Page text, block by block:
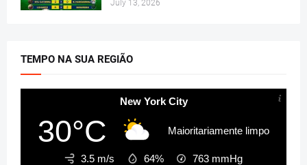
July 13, 2026
TEMPO NA SUA REGIÃO
New York City
30°C Maioritariamente limpo
3.5 m/s 64% 763 mmHg